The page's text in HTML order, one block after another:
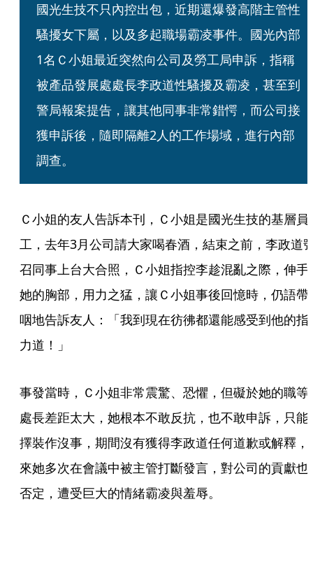
國光生技不只內控出包，近期還爆發高階主管性
騷擾女下屬，以及多起職場霸凌事件。國光內部
1名Ｃ小姐最近突然向公司及勞工局申訴，指稱
被產品發展處處長李政道性騷擾及霸凌，甚至到
警局報案提告，讓其他同事非常錯愕，而公司接
獲申訴後，隨即隔離2人的工作場域，進行內部
調查。
Ｃ小姐的友人告訴本刊，Ｃ小姐是國光生技的基層員
工，去年3月公司請大家喝春酒，結束之前，李政道
召同事上台大合照，Ｃ小姐指控李趁混亂之際，伸手
她的胸部，用力之猛，讓Ｃ小姐事後回憶時，仍語帶
咽地告訴友人：「我到現在彷彿都還能感受到他的指
力道！」
事發當時，Ｃ小姐非常震驚、恐懼，但礙於她的職等
處長差距太大，她根本不敢反抗，也不敢申訴，只能
擇裝作沒事，期間沒有獲得李政道任何道歉或解釋，
來她多次在會議中被主管打斷發言，對公司的貢獻也
否定，遭受巨大的情緒霸凌與羞辱。